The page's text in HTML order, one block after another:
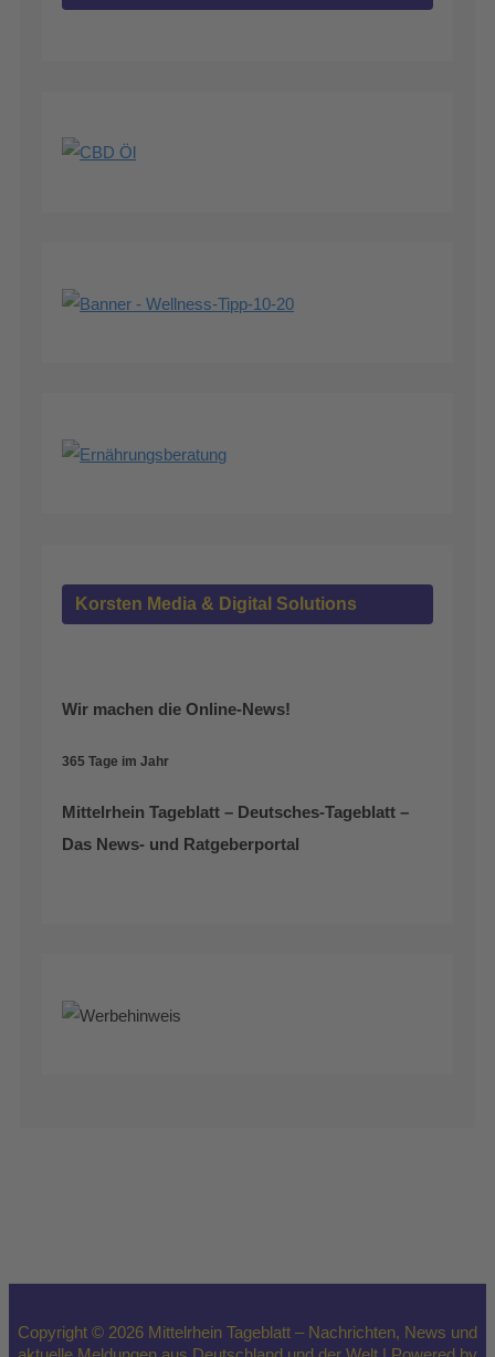
Korsten Media & Digital Solutions
Wir machen die Online-News!
365 Tage im Jahr
Mittelrhein Tageblatt – Deutsches-Tageblatt –
Das News- und Ratgeberportal
Copyright © 2026 Mittelrhein Tageblatt – Nachrichten, News und